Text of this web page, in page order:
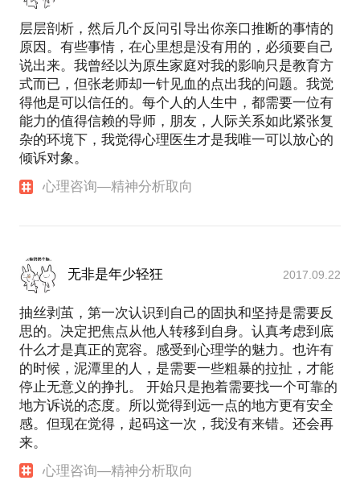
层层剖析，然后几个反问引导出你亲口推断的事情的
原因。有些事情，在心里想是没有用的，必须要自己
说出来。我曾经以为原生家庭对我的影响只是教育方
式而已，但张老师却一针见血的点出我的问题。我觉
得他是可以信任的。每个人的人生中，都需要一位有
能力的值得信赖的导师，朋友，人际关系如此紧张复
杂的环境下，我觉得心理医生才是我唯一可以放心的
倾诉对象。
心理咨询—精神分析取向
无非是年少轻狂 2017.09.22
抽丝剥茧，第一次认识到自己的固执和坚持是需要反
思的。决定把焦点从他人转移到自身。认真考虑到底
什么才是真正的宽容。感受到心理学的魅力。也许有
的时候，泥潭里的人，是需要一些粗暴的拉扯，才能
停止无意义的挣扎。 开始只是抱着需要找一个可靠的
地方诉说的态度。所以觉得到远一点的地方更有安全
感。但现在觉得，起码这一次，我没有来错。还会再
来。
心理咨询—精神分析取向